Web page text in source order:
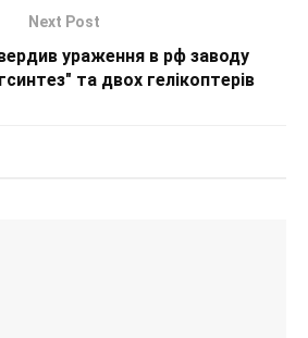
Next Post
ураження в рф заводу
та двох гелікоптерів